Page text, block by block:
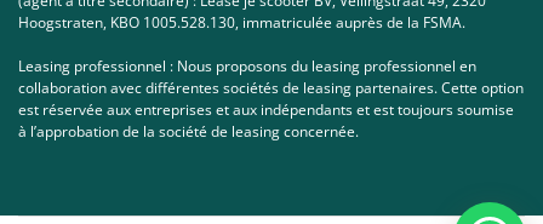
Hoogstraten, KBO 1005.528.130, immatriculée auprès de la FSMA.
Leasing professionnel : Nous proposons du leasing professionnel en
collaboration avec différentes sociétés de leasing partenaires. Cette option
est réservée aux entreprises et aux indépendants et est toujours soumise
à l’approbation de la société de leasing concernée.